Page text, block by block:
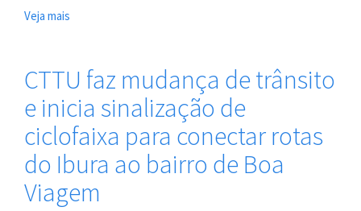
Veja mais
escolhido
como
uma
das
cidades
da
campanha
global
CTTU faz mudança de trânsito
e inicia sinalização de
ciclofaixa para conectar rotas
do Ibura ao bairro de Boa
Viagem